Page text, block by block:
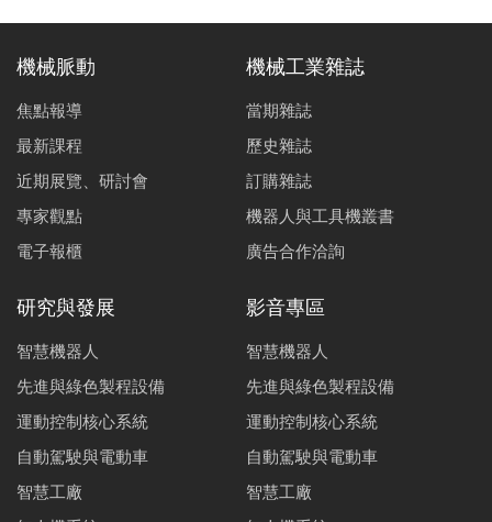
機械脈動
焦點報導
最新課程
近期展覽、研討會
專家觀點
電子報櫃
機械工業雜誌
當期雜誌
歷史雜誌
訂購雜誌
機器人與工具機叢書
廣告合作洽詢
研究與發展
智慧機器人
先進與綠色製程設備
運動控制核心系統
自動駕駛與電動車
智慧工廠
影音專區
智慧機器人
先進與綠色製程設備
運動控制核心系統
自動駕駛與電動車
智慧工廠